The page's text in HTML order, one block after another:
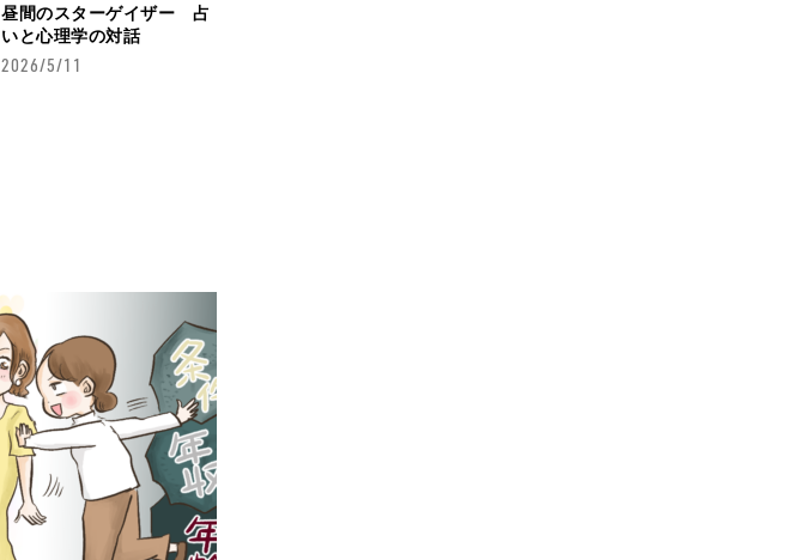
昼間のスターゲイザー 占
いと心理学の対話
2026/5/11